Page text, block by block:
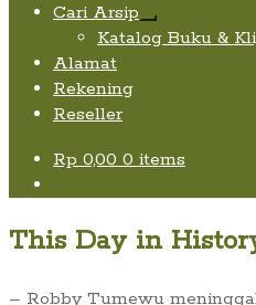
Cari Arsip
Expand
child
Katalog Buku &
Alamat
Rekening
Reseller
Rp 0,00 0 items
This Day in
– Robby Tumewu